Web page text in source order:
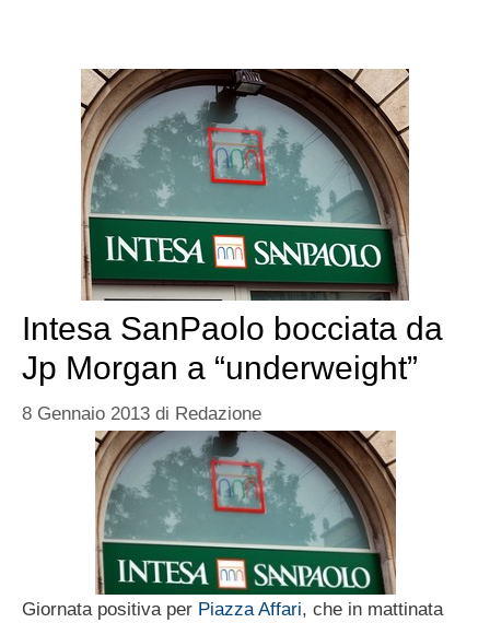
Intesa SanPaolo bocciata da
Jp Morgan a “underweight”
8 Gennaio 2013 di Redazione
Giornata positiva per Piazza Affari, che in mattinata